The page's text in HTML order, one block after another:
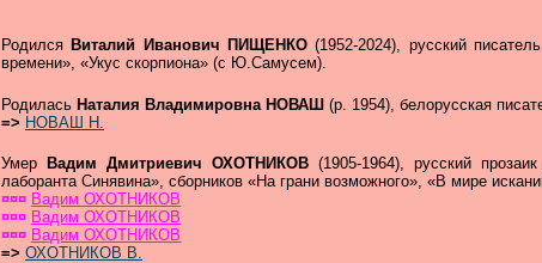
Родился Виталий Иванович ПИЩЕНКО(1952-2024), русский
времени», «Укус скорпиона» (с Ю.Самусем).
Родилась Наталия Владимировна НОВАШ (р. 1954), белорусская
=> НОВАШ Н.
Умер Вадим Дмитриевич ОХОТНИКОВ (1905-1964), русский
лаборанта Синявина», сборников «На грани возможного», «В мире
¤¤¤ Вадим ОХОТНИКОВ
¤¤¤ Вадим ОХОТНИКОВ
¤¤¤ Вадим ОХОТНИКОВ
=> ОХОТНИКОВ В.